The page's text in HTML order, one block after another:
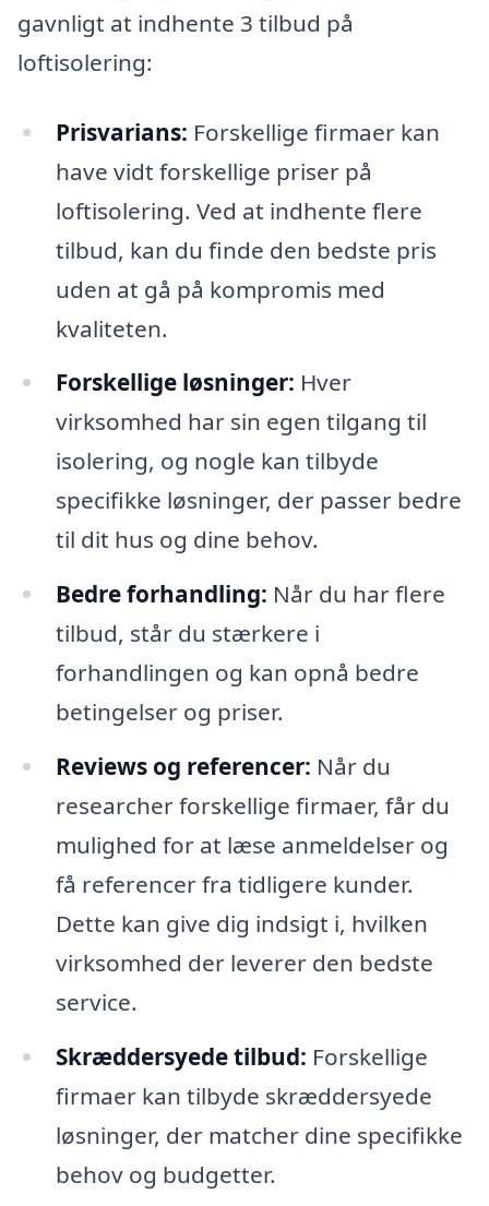
gavnligt at indhente 3 tilbud på
loftisolering:
Prisvarians: Forskellige firmaer kan
have vidt forskellige priser på
loftisolering. Ved at indhente flere
tilbud, kan du finde den bedste pris
uden at gå på kompromis med
kvaliteten.
Forskellige løsninger: Hver
virksomhed har sin egen tilgang til
isolering, og nogle kan tilbyde
specifikke løsninger, der passer bedre
til dit hus og dine behov.
Bedre forhandling: Når du har flere
tilbud, står du stærkere i
forhandlingen og kan opnå bedre
betingelser og priser.
Reviews og referencer: Når du
researcher forskellige firmaer, får du
mulighed for at læse anmeldelser og
få referencer fra tidligere kunder.
Dette kan give dig indsigt i, hvilken
virksomhed der leverer den bedste
service.
Skræddersyede tilbud: Forskellige
firmaer kan tilbyde skræddersyede
løsninger, der matcher dine specifikke
behov og budgetter.